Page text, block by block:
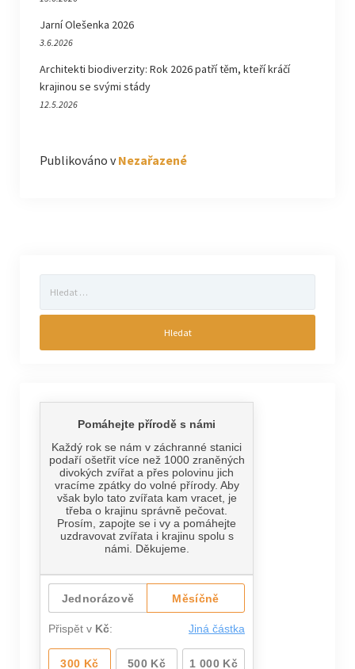
Jarní Olešenka 2026
3.6.2026
Architekti biodiverzity: Rok 2026 patří těm, kteří kráčí
krajinou se svými stády
12.5.2026
Publikováno v Nezařazené